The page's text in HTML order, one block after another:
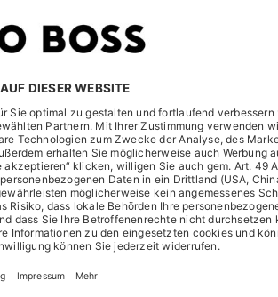
Meldung am 12. April 2019 erhalten: